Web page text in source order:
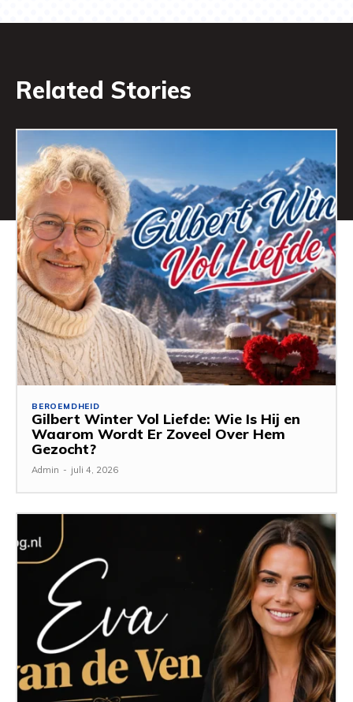
Related Stories
BEROEMDHEID
Gilbert Winter Vol Liefde: Wie Is Hij en
Waarom Wordt Er Zoveel Over Hem
Gezocht?
Admin - juli 4, 2026